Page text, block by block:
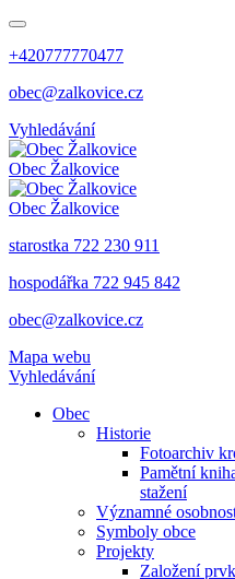
+420777770477
obec@zalkovice.cz
Vyhledávání
Obec Žalkovice
Obec Žalkovice
starostka 722 230 911
hospodářka 722 945 842
obec@zalkovice.cz
Mapa webu
Vyhledávání
Obec
Historie
Fotoarchiv
Pamětní
stažení
Významné
Symboly obce
Projekty
Založení